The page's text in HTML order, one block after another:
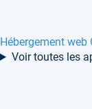
Hébergement web
Voir toutes les